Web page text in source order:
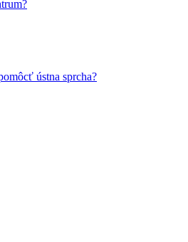
ústna sprcha?